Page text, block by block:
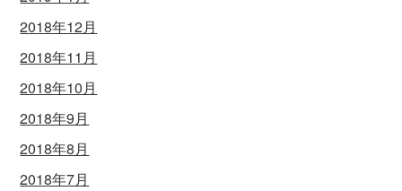
2018年12月
2018年11月
2018年10月
2018年9月
2018年8月
2018年7月